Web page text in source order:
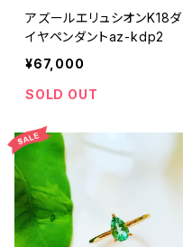
アズールエリュシオンK18ダ
イヤペンダントaz-kdp2
¥67,000
SOLD OUT